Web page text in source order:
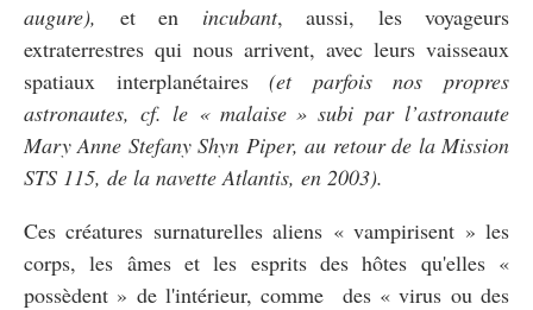
augure), et en incubant, aussi, les voyageurs
extraterrestres qui nous arrivent, avec leurs vaisseaux
spatiaux interplanétaires(et parfois nos propres
astronautes, cf. le « malaise » subi par l’astronaute
Mary Anne Stefany Shyn Piper, au retour de la Mission
STS 115, de la navette Atlantis, en 2003).
Ces créatures surnaturelles aliens « vampirisent » les
corps, les âmes et les esprits des hôtes qu'elles «
possèdent » de l'intérieur, comme des « virus ou des